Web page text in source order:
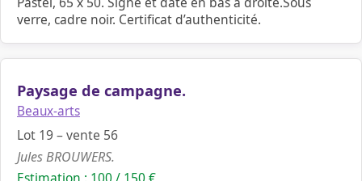
verre, cadre noir. Certificat d’authenticité.
Paysage de campagne.
Beaux-arts
Lot 19 – vente 56
Jules BROUWERS.